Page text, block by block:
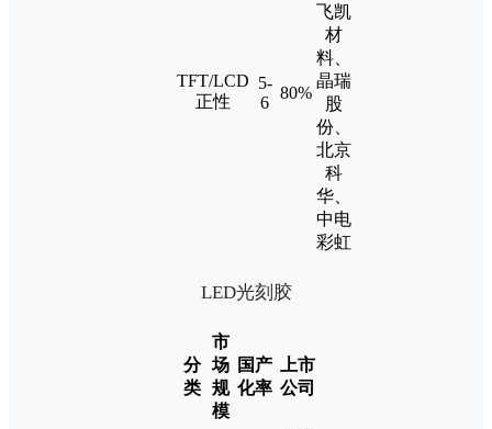
TFT/LCD
正性
5-
6
80%
飞凯
材
料、
晶瑞
股
份、
北京
科
华、
中电
彩虹
LED光刻胶
分
类
市
场
规
模
国产
化率
上市
公司